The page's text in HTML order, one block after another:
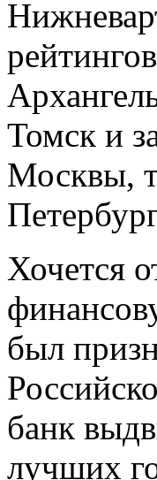
Томск и
Москвы,
Хочется
был
банк
лучших